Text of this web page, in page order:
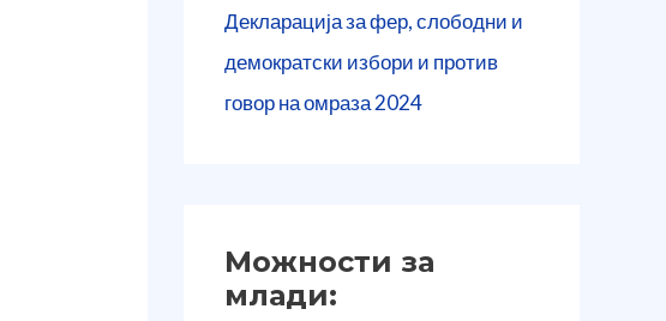
Декларација за фер, слободни и
демократски избори и против
говор на омраза 2024
Можности за
млади: